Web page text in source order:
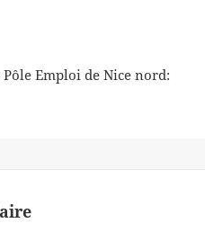
Emploi de Nice nord: